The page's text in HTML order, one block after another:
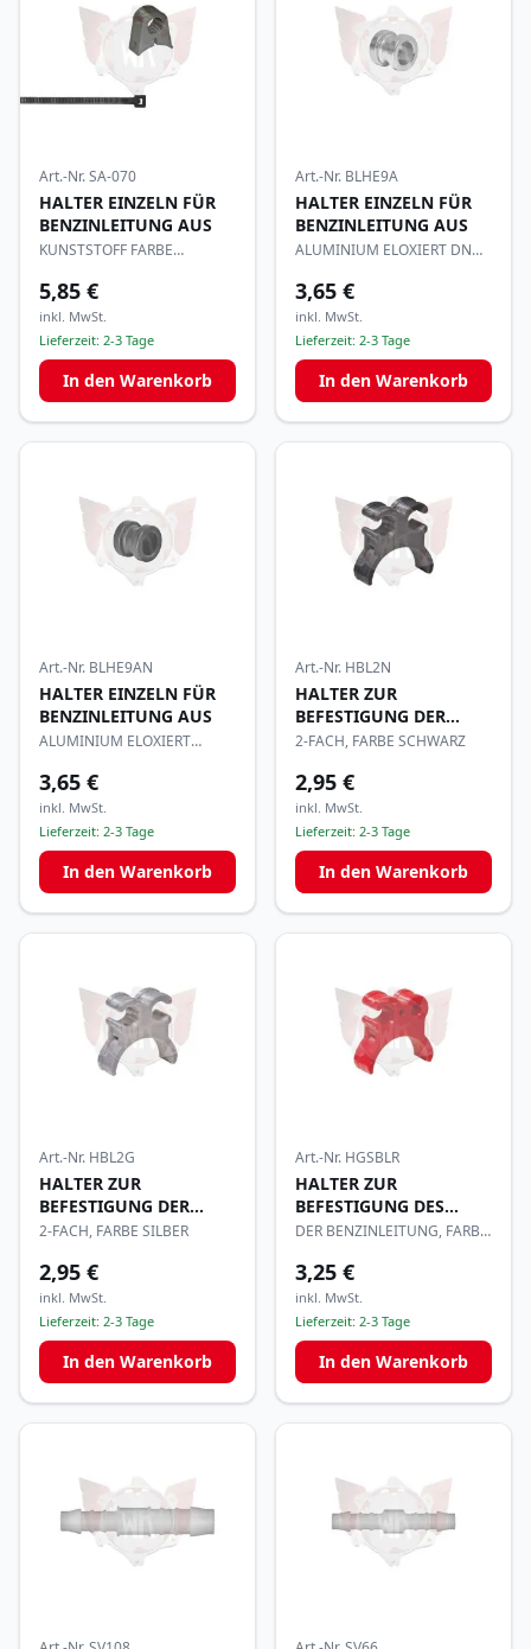
Art.-Nr.SA-070
HALTER EINZELN FÜR
BENZINLEITUNG AUS
KUNSTSTOFF FARBE
5,85 €
inkl. MwSt.
Lieferzeit: 2-3 Tage
In den Warenkorb
Art.-Nr. BLHE9A
HALTER EINZELN FÜR
BENZINLEITUNG AUS
ALUMINIUM ELOXIERT DN
3,65 €
inkl. MwSt.
Lieferzeit: 2-3 Tage
In den Warenkorb
Art.-Nr. BLHE9AN
HALTER EINZELN FÜR
BENZINLEITUNG AUS
ALUMINIUM ELOXIERT
3,65 €
inkl. MwSt.
Lieferzeit: 2-3 Tage
In den Warenkorb
Art.-Nr. HBL2N
HALTER ZUR
BEFESTIGUNG DER
BENZINLEITUNG
2-FACH, FARBE SCHWARZ
2,95 €
inkl. MwSt.
Lieferzeit: 2-3 Tage
In den Warenkorb
Art.-Nr. HBL2G
HALTER ZUR
BEFESTIGUNG DER
BENZINLEITUNG
2-FACH, FARBE SILBER
2,95 €
inkl. MwSt.
Lieferzeit: 2-3 Tage
In den Warenkorb
Art.-Nr. HGSBLR
HALTER ZUR
BEFESTIGUNG DES
GASZUGES UND
DER BENZINLEITUNG, FARBE
3,25 €
inkl. MwSt.
Lieferzeit: 2-3 Tage
In den Warenkorb